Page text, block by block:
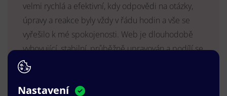
velmi rychlá a efektivní, kdy odpovědi na otázky,
úpravy a reakce byly vždy v řádu hodin a vše se
vyřešilo k mé spokojenosti. Web je dlouhodobě
vyhovující, stabilní, průběžně upravován a podílí se
na pozitivním vnímání naší značky.
MUDr. Radek Vyšohlíd
Nastavení